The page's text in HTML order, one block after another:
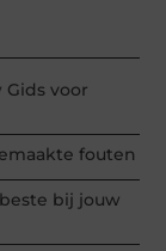
voor
fouten
bij jouw